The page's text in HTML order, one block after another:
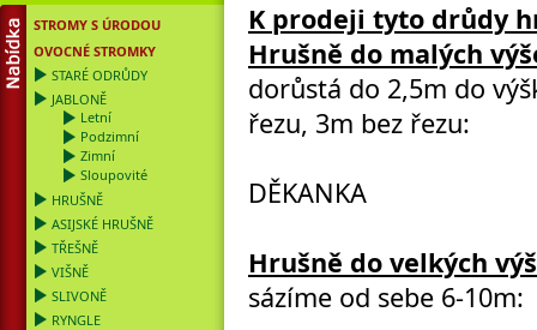
STROMY S ÚRODOU
OVOCNÉ STROMKY
STARÉ ODRŮDY
JABLONĚ
Letní
Podzimní
Zimní
Sloupovité
HRUŠNĚ
ASIJSKÉ HRUŠNĚ
TŘEŠNĚ
VIŠNĚ
SLIVONĚ
RYNGLE
K prodeji tyto drůdy
Hrušně do malých
dorůstá do 2,5m do
řezu, 3m bez řezu:
DĚKANKA
Hrušně do velkých
sázíme od sebe 6-10m: